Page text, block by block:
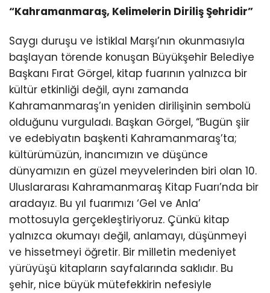
“Kahramanmaraş, Kelimelerin Diriliş Şehridir”
Saygı duruşu ve İstiklal Marşı’nın okunmasıyla
başlayan törende konuşan Büyükşehir Belediye
Başkanı Fırat Görgel, kitap fuarının yalnızca bir
kültür etkinliği değil, aynı zamanda
Kahramanmaraş’ın yeniden dirilişinin sembolü
olduğunu vurguladı. Başkan Görgel, “Bugün şiir
ve edebiyatın başkenti Kahramanmaraş’ta;
kültürümüzün, inancımızın ve düşünce
dünyamızın en güzel meyvelerinden biri olan 10.
Uluslararası Kahramanmaraş Kitap Fuarı’nda bir
aradayız. Bu yıl fuarımızı ‘Gel ve Anla’
mottosuyla gerçekleştiriyoruz. Çünkü kitap
yalnızca okumayı değil, anlamayı, düşünmeyi
ve hissetmeyi öğretir. Bir milletin medeniyet
yürüyüşü kitapların sayfalarında saklıdır. Bu
şehir, nice büyük mütefekkirin nefesiyle